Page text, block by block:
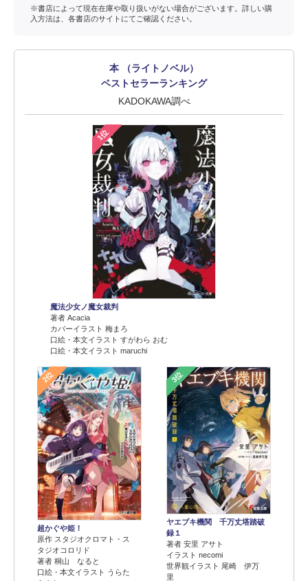
※書店によって現在在庫や取り扱いがない場合がございます。詳しい購
入方法は、各書店のサイトにてご確認ください。
本 （ライトノベル）
ベストセラーランキング
KADOKAWA調べ
1位
魔法少女ノ魔女裁判
著者 Acacia
カバーイラスト 梅まろ
口絵・本文イラスト すがわら おむ
口絵・本文イラスト maruchi
2位
超かぐや姫！
原作 スタジオクロマト・ス
タジオコロリド
著者 桐山 なると
口絵・本文イラスト うらた
3位
ヤエブキ機関 千万丈塔踏破
録１
著者 安里 アサト
イラスト necomi
世界観イラスト 尾崎 伊万
里